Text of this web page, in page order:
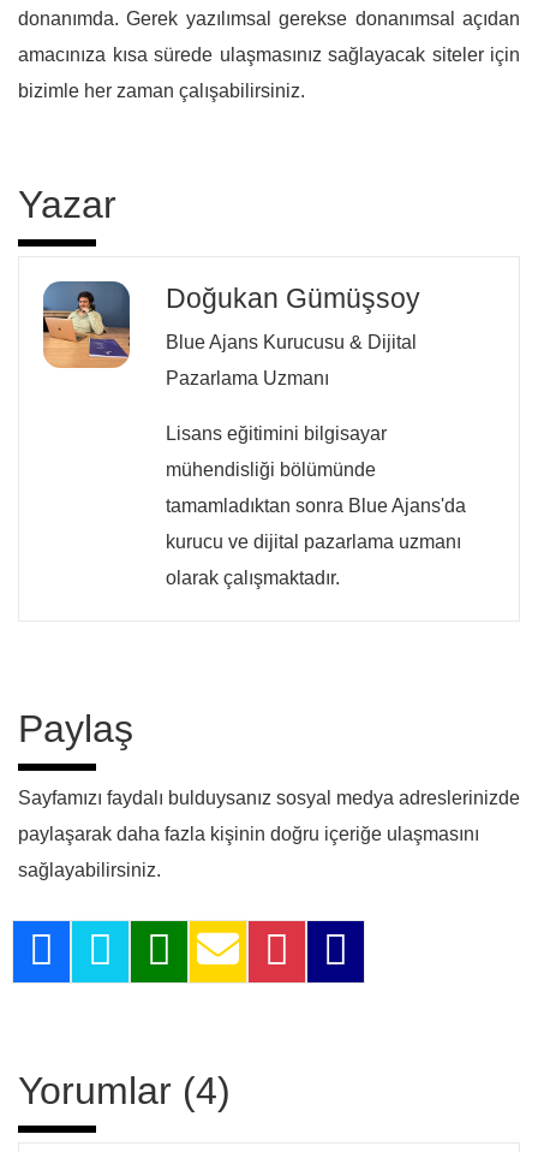
donanımda. Gerek yazılımsal gerekse donanımsal açıdan
amacınıza kısa sürede ulaşmasınız sağlayacak siteler için
bizimle her zaman çalışabilirsiniz.
Yazar
Doğukan Gümüşsoy
Blue Ajans Kurucusu & Dijital
Pazarlama Uzmanı
Lisans eğitimini bilgisayar
mühendisliği bölümünde
tamamladıktan sonra Blue Ajans'da
kurucu ve dijital pazarlama uzmanı
olarak çalışmaktadır.
Paylaş
Sayfamızı faydalı bulduysanız sosyal medya adreslerinizde
paylaşarak daha fazla kişinin doğru içeriğe ulaşmasını
sağlayabilirsiniz.
Yorumlar (4)